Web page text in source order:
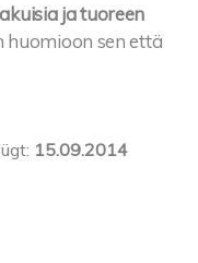
ja tuoreen
huomioon sen että
15.09.2014